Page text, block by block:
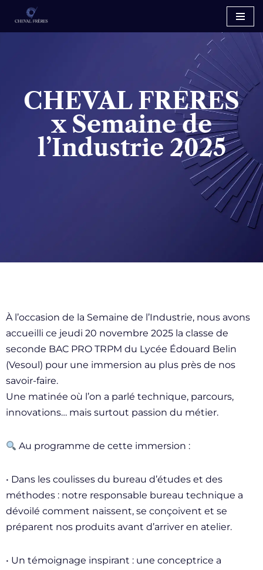
Aller
CHEVAL FRERES
x Semaine de
l’Industrie 2025
À l’occasion de la Semaine de l’Industrie, nous avons
accueilli ce jeudi 20 novembre 2025 la classe de
seconde BAC PRO TRPM du Lycée Édouard Belin
(Vesoul) pour une immersion au plus près de nos
savoir-faire.
Une matinée où l’on a parlé technique, parcours,
innovations… mais surtout passion du métier.
Au programme de cette immersion :
• Dans les coulisses du bureau d’études et des
méthodes : notre responsable bureau technique a
dévoilé comment naissent, se conçoivent et se
préparent nos produits avant d’arriver en atelier.
• Un témoignage inspirant : une conceptrice a